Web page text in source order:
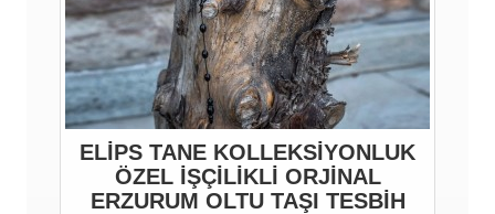
ELİPS TANE KOLLEKSİYONLUK
ÖZEL İŞÇİLİKLİ ORJİNAL
ERZURUM OLTU TAŞI TESBİH